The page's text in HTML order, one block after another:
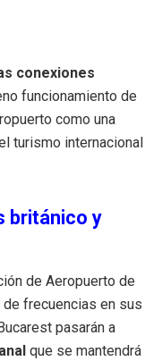
conexiones
funcionamiento de
como una
turismo internacional
británico y
de Aeropuerto de
de frecuencias en sus
pasarán a
que se mantendrá